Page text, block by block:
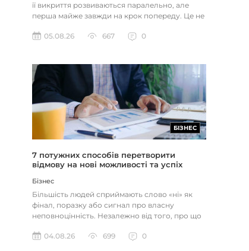
її викриття розвиваються паралельно, але
перша майже завжди на крок попереду. Це не
05.08.26
667 0
БІЗНЕС
7 потужних способів перетворити
відмову на нові можливості та успіх
Бізнес
Більшість людей сприймають слово «ні» як
фінал, поразку або сигнал про власну
неповноцінність. Незалежно від того, про що
04.08.26
699 0